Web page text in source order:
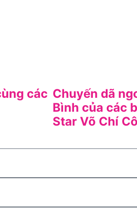
các Chuyến dã
Bình của các
Star Võ Chí